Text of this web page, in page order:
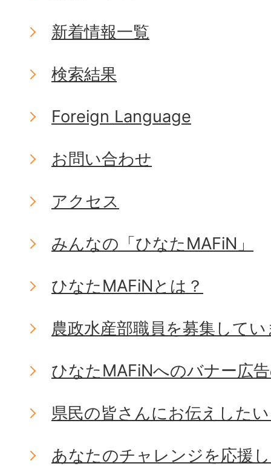
新着情報一覧
検索結果
Foreign Language
お問い合わせ
アクセス
みんなの「ひなたMAFiN」
ひなたMAFiNとは？
農政水産部職員を募集して
ひなたMAFiNへのバナー広
県民の皆さんにお伝えした
あなたのチャレンジを応援